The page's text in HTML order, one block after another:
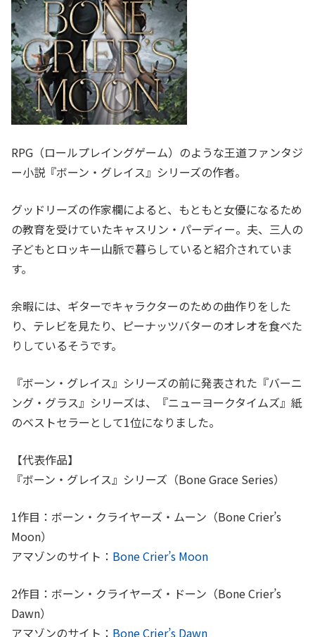
RPG（ロールプレイングゲーム）のような王道ファンタジ
ー小説『ボーン・グレイス』シリーズの作者。
グッドリーズの作家欄によると、もともと女優になるため
の教育を受けていたキャスリン・パーディー。夫、三人の
子どもとロッキー山脈で暮らしていると紹介されていま
す。
余暇には、ギターでキャラクターのための曲作りをした
り、テレビを見たり、ピーナッツバターのオレオを食べた
りしているそうです。
『ボーン・グレイス』シリーズの前に発表された『バーニ
ング・グラス』シリーズは、『ニューヨークタイムズ』紙
のベストセラーとして1位になりました。
【代表作品】
『ボーン・グレイス』シリーズ（Bone Grace Series）
1作目：ボーン・クライヤーズ・ムーン（Bone Crier’s
Moon）
アマゾンのサイト： Bone Crier’s Moon
2作目：ボーン・クライヤーズ・ドーン（Bone Crier’s
Dawn）
アマゾンのサイト： Bone Crier’s Dawn